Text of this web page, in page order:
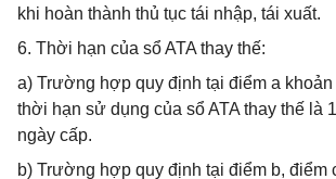
khi hoàn thành thủ tục tái nhập, tái xuất.
6. Thời hạn của sổ ATA thay thế:
a) Trường hợp quy định tại điểm a
thời hạn sử dụng của sổ ATA thay thế là
ngày cấp.
b) Trường hợp quy định tại điểm b, điểm